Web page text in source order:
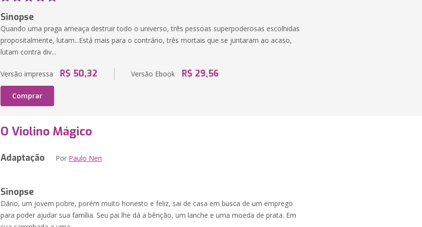
Sinopse
Quando uma praga ameaça destruir todo o universo, três pessoas superpoderosas escolhidas
propositalmente, lutam...Está mais para o contrário, três mortais que se juntaram ao acaso,
lutam contra div...
Versão impressa R$ 50,32 Versão Ebook R$ 29,56
Comprar
O Violino Mágico
Adaptação Por Paulo Neri
Sinopse
Dário, um jovem pobre, porém muito honesto e feliz, sai de casa em busca de um emprego
para poder ajudar sua família. Seu pai lhe dá a bênção, um lanche e uma moeda de prata. Em